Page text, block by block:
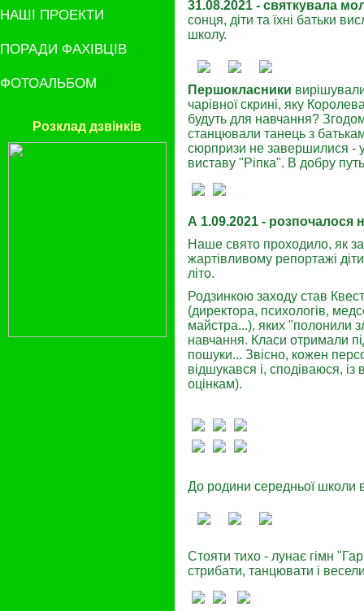
НАШІ ПРОЕКТИ
ПОРАДИ ФАХІВЦІВ
ФОТОАЛЬБОМ
Розклад дзвінків
31.08.2021 - святкувала
сонця, діти та їхні батьки
школу.
Першокласники
чарівної скрині, яку
будуть для навчання?
станцювали танець з
сюрпризи не завершилися -
виставу "Ріпка". В добру
А 1.09.2021 - розпочалося
Наше свято проходило, як
жартівливому репортажі
літо.
Родзинкою заходу став
(директора, психологів,
майстра...), яких "полонили
навчання. Класи отримали
пошуки... Звісно, кожен
відшукався і, сподіваюся,
оцінкам).
До родини середньої школи
Стояти тихо - лунає гімн
стрибати, танцювати і